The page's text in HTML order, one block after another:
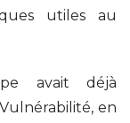
utiles au
avait déjà
en